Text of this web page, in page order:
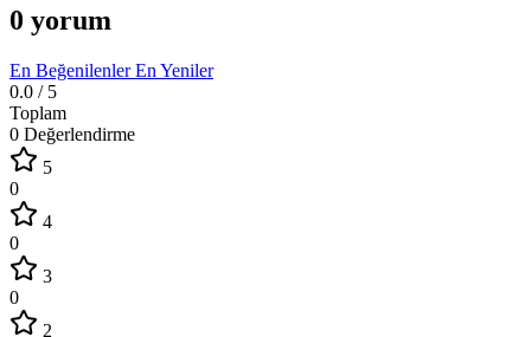
0 yorum
En BeğenilenlerEn Yeniler
0.0 / 5
Toplam
0 Değerlendirme
5
0
4
0
3
0
2